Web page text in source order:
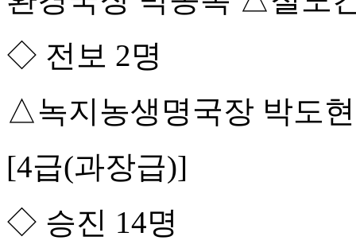
◇ 전보 2명
△녹지농생명국장 박도
[4급(과장급)]
◇ 승진 14명